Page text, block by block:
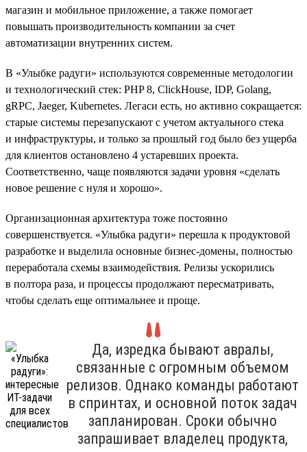
магазин и мобильное приложение, а также помогает
повышать производительность компании за счет
автоматизации внутренних систем.
В «Улыбке радуги» используются современные методологии
и технологический стек: PHP 8, ClickHouse, IDP, Golang,
gRPC, Jaeger, Kubernetes. Легаси есть, но активно сокращается:
старые системы перезапускают с учетом актуального стека
и инфраструктуры, и только за прошлый год было без ущерба
для клиентов остановлено 4 устаревших проекта.
Соответственно, чаще появляются задачи уровня «сделать
новое решение с нуля и хорошо».
Организационная архитектура тоже постоянно
совершенствуется. «Улыбка радуги» перешла к продуктовой
разработке и выделила основные бизнес-домены, полностью
переработала схемы взаимодействия. Релизы ускорились
в полтора раза, и процессы продолжают пересматривать,
чтобы сделать еще оптимальнее и проще.
Да, изредка бывают авралы,
связанные с огромным объемом
релизов. Однако команды работают
в спринтах, и основной поток задач
запланирован. Сроки обычно
запрашивает владелец продукта,